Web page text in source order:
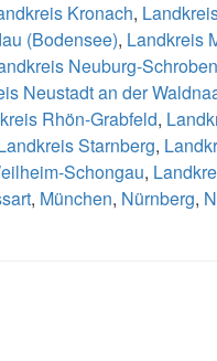
Kronach,
(Bodensee), Landkreis
Neuburg-
Neustadt an der
Rhön-Grabfeld,
Starnberg,
Schongau,
, München, Nürnberg,